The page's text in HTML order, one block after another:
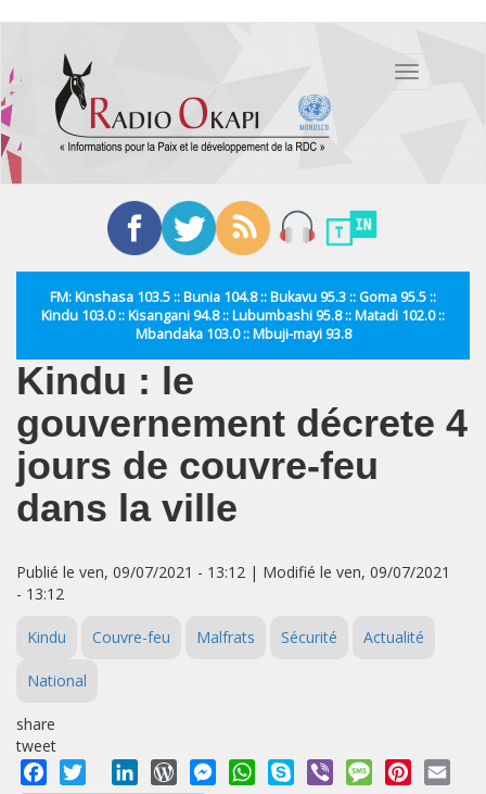
contenu
principal
Toggle
FM: Kinshasa 103.5 :: Bunia 104.8 :: Bukavu 95.3 :: Goma 95.5 ::
Kindu 103.0 :: Kisangani 94.8 :: Lubumbashi 95.8 :: Matadi 102.0 ::
Mbandaka 103.0 :: Mbuji-mayi 93.8
Kindu : le
gouvernement décrete 4
jours de couvre-feu
dans la ville
Publié le ven, 09/07/2021 - 13:12 | Modifié le ven, 09/07/2021
- 13:12
Kindu Couvre-feu Malfrats Sécurité Actualité
National
share
tweet
Facebook
Twitter LinkedInWordPressMessengerWhatsApp
Skype Viber MessagePinterest